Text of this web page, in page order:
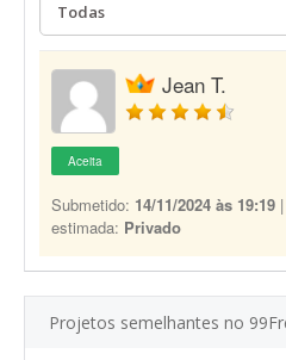
Jean T.
Aceita
Submetido: 14/11/2024 às 19:19
estimada: Privado
Projetos semelhantes no